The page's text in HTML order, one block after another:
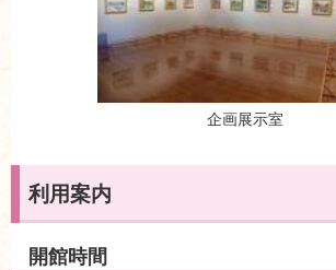
企画展示室
利用案内
開館時間